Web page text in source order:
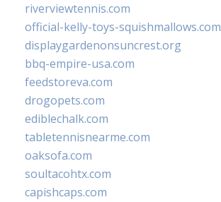
riverviewtennis.com
official-kelly-toys-squishmallows.com
displaygardenonsuncrest.org
bbq-empire-usa.com
feedstoreva.com
drogopets.com
ediblechalk.com
tabletennisnearme.com
oaksofa.com
soultacohtx.com
capishcaps.com